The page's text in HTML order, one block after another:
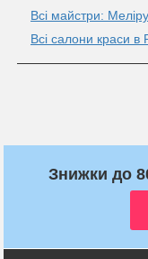
Всі майстри:
Всі салони краси в
Знижки до